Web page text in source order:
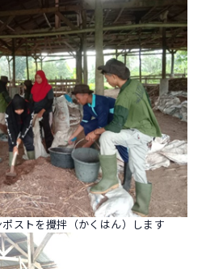
ストを攪拌（かくはん）します